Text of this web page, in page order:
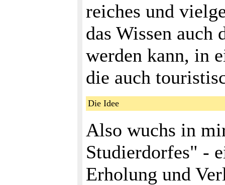
reiches und
das Wissen
werden kann, in
die auch
Die Idee
Also wuchs in
Studierdorfes" -
Erholung und